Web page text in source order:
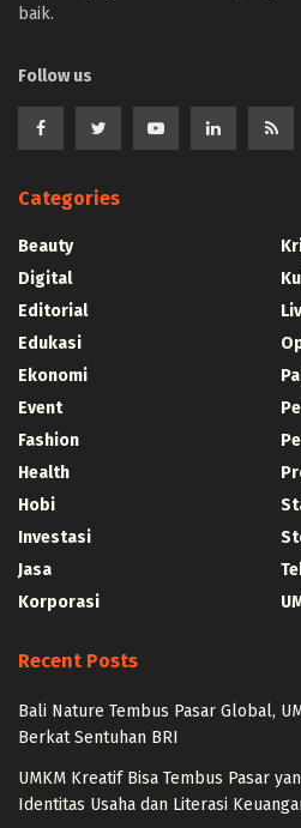
baik.
Follow us
Categories
Beauty
Digital
Editorial
Edukasi
Ekonomi
Event
Fashion
Health
Hobi
Investasi
Jasa
Korporasi
Recent Posts
Bali Nature Tembus Pasar Global,
Berkat Sentuhan BRI
UMKM Kreatif Bisa Tembus Pasar
Identitas Usaha dan Literasi